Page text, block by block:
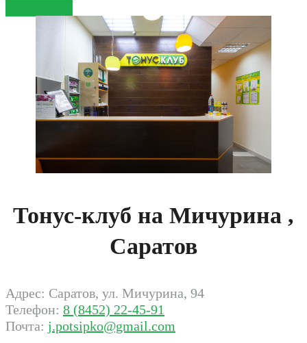
Тонус-клуб на Мичурина ,
Саратов
Адрес: Саратов, ул. Мичурина, 94
Телефон: 8 (8452) 22-45-91
Почта: j.potsipko@gmail.com